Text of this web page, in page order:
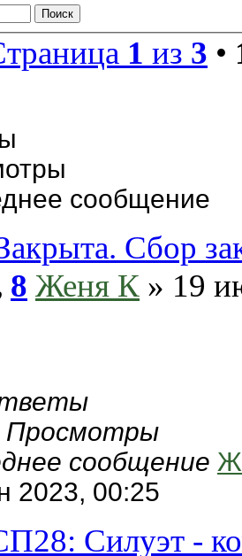
1 из 3 •
сообщение
Сбор
8 Женя К » 19
Просмотры
сообщение
2023, 00:25
Силуэт -